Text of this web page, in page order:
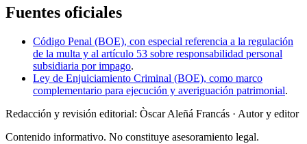
Fuentes oficiales
Código Penal (BOE), con especial referencia a la regulación
de la multa y al artículo 53 sobre responsabilidad personal
subsidiaria por impago.
Ley de Enjuiciamiento Criminal (BOE), como marco
complementario para ejecución y averiguación patrimonial.
Redacción y revisión editorial: Òscar Aleñá Francás · Autor y editor
Contenido informativo. No constituye asesoramiento legal.